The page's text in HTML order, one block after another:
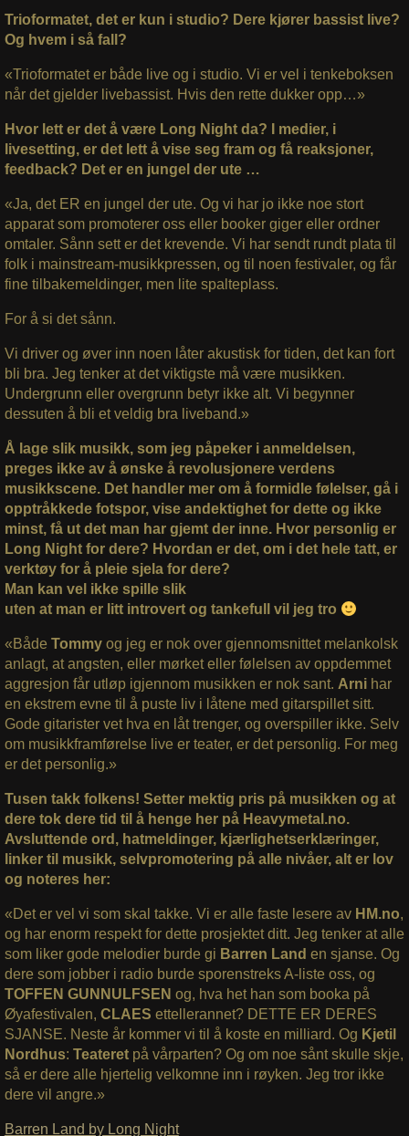
Trioformatet, det er kun i studio? Dere kjører bassist live?
Og hvem i så fall?
«Trioformatet er både live og i studio. Vi er vel i tenkeboksen
når det gjelder livebassist. Hvis den rette dukker opp…»
Hvor lett er det å være Long Night da? I medier, i
livesetting, er det lett å vise seg fram og få reaksjoner,
feedback? Det er en jungel der ute …
«Ja, det ER en jungel der ute. Og vi har jo ikke noe stort
apparat som promoterer oss eller booker giger eller ordner
omtaler. Sånn sett er det krevende. Vi har sendt rundt plata til
folk i mainstream-musikkpressen, og til noen festivaler, og får
fine tilbakemeldinger, men lite spalteplass.
For å si det sånn.
Vi driver og øver inn noen låter akustisk for tiden, det kan fort
bli bra. Jeg tenker at det viktigste må være musikken.
Undergrunn eller overgrunn betyr ikke alt. Vi begynner
dessuten å bli et veldig bra liveband.»
Å lage slik musikk, som jeg påpeker i anmeldelsen,
preges ikke av å ønske å revolusjonere verdens
musikkscene. Det handler mer om å formidle følelser, gå i
opptråkkede fotspor, vise andektighet for dette og ikke
minst, få ut det man har gjemt der inne. Hvor personlig er
Long Night for dere? Hvordan er det, om i det hele tatt, er
verktøy for å pleie sjela for dere?
Man kan vel ikke spille slik
uten at man er litt introvert og tankefull vil jeg tro
«Både Tommy og jeg er nok over gjennomsnittet melankolsk
anlagt, at angsten, eller mørket eller følelsen av oppdemmet
aggresjon får utløp igjennom musikken er nok sant. Arni har
en ekstrem evne til å puste liv i låtene med gitarspillet sitt.
Gode gitarister vet hva en låt trenger, og overspiller ikke. Selv
om musikkframførelse live er teater, er det personlig. For meg
er det personlig.»
Tusen takk folkens! Setter mektig pris på musikken og at
dere tok dere tid til å henge her på Heavymetal.no.
Avsluttende ord, hatmeldinger, kjærlighetserklæringer,
linker til musikk, selvpromotering på alle nivåer, alt er lov
og noteres her:
«Det er vel vi som skal takke. Vi er alle faste lesere avHM.no,
og har enorm respekt for dette prosjektet ditt. Jeg tenker at alle
som liker gode melodier burde gi Barren Land en sjanse. Og
dere som jobber i radio burde sporenstreks A-liste oss, og
TOFFEN GUNNULFSEN og, hva het han som booka på
Øyafestivalen, CLAES ettellerannet? DETTE ER DERES
SJANSE. Neste år kommer vi til å koste en milliard. Og Kjetil
Nordhus: Teateret på vårparten? Og om noe sånt skulle skje,
så er dere alle hjertelig velkomne inn i røyken. Jeg tror ikke
dere vil angre.»
Barren Land by Long Night